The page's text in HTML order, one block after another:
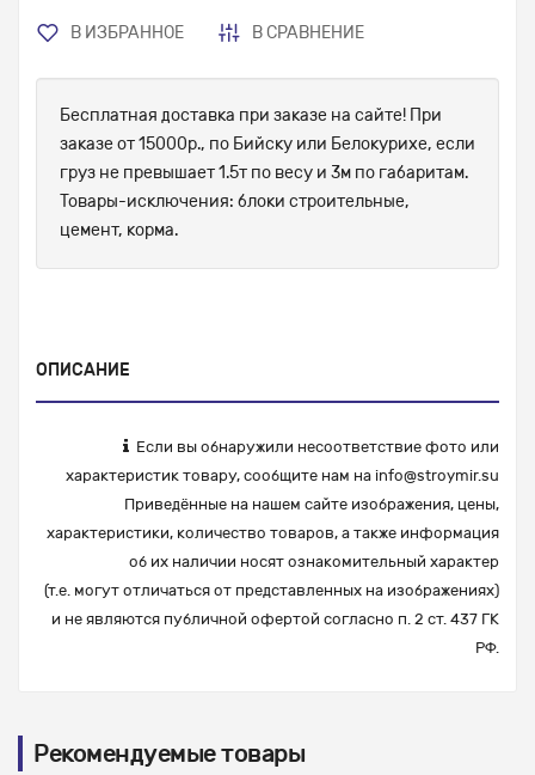
В ИЗБРАННОЕ В СРАВНЕНИЕ
Бесплатная доставка при заказе на сайте! При
заказе от 15000р., по Бийску или Белокурихе, если
груз не превышает 1.5т по весу и 3м по габаритам.
Товары-исключения: блоки строительные,
цемент, корма.
ОПИСАНИЕ
Если вы обнаружили несоответствие фото или
характеристик товару, сообщите нам на info@stroymir.su
Приведённые на нашем сайте изображения, цены,
характеристики, количество товаров, а также информация
об их наличии носят ознакомительный характер
(т.е. могут отличаться от представленных на изображениях)
и не являются публичной офертой согласно п. 2 ст. 437 ГК
РФ.
Рекомендуемые товары